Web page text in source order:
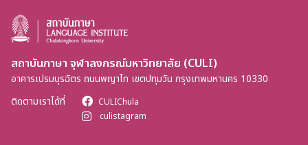
สถาบันภาษา จุฬาลงกรณ์มหาวิทยาลัย (CULI)
อาคารเปรมบุรฉัตร ถนนพญาไท เขตปทุมวัน กรุงเทพมหานคร 10330
ติดตามเราได้ที่
CULIChula
culistagram